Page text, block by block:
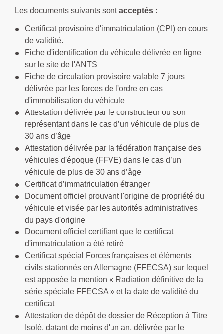
Les documents suivants sontacceptés :
Certificat provisoire d'immatriculation (CPI) en cours
de validité.
Fiche d'identification du véhicule délivrée en ligne
sur le site de l'ANTS
Fiche de circulation provisoire valable 7 jours
délivrée par les forces de l'ordre en cas
d'immobilisation du véhicule
Attestation délivrée par le constructeur ou son
représentant dans le cas d’un véhicule de plus de
30 ans d’âge
Attestation délivrée par la fédération française des
véhicules d'époque (FFVE) dans le cas d’un
véhicule de plus de 30 ans d’âge
Certificat d’immatriculation étranger
Document officiel prouvant l'origine de propriété du
véhicule et visée par les autorités administratives
du pays d'origine
Document officiel certifiant que le certificat
d'immatriculation a été retiré
Certificat spécial Forces françaises et éléments
civils stationnés en Allemagne (FFECSA) sur lequel
est apposée la mention « Radiation définitive de la
série spéciale FFECSA » et la date de validité du
certificat
Attestation de dépôt de dossier de Réception à Titre
Isolé, datant de moins d'un an, délivrée par le